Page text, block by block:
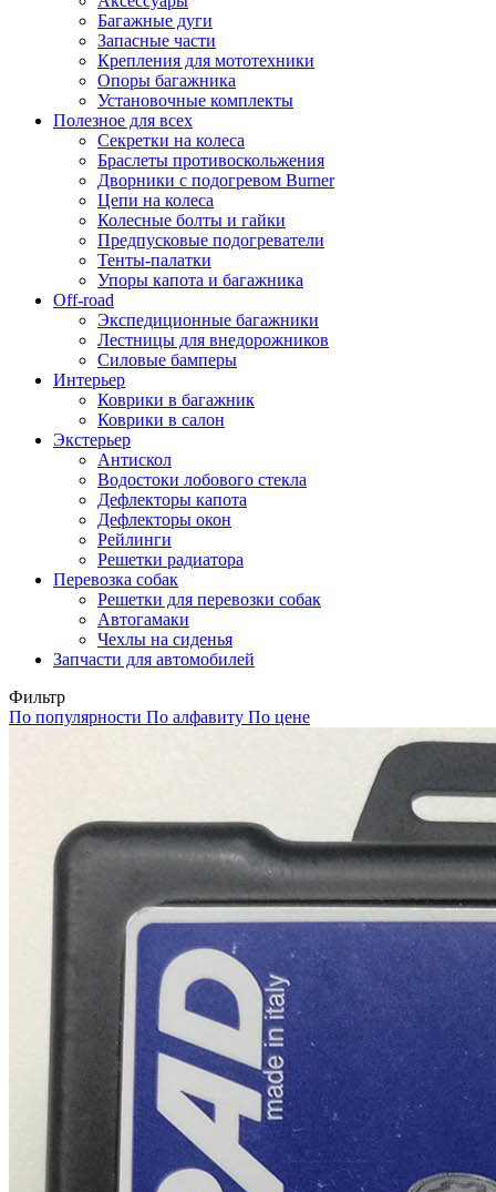
Багажные дуги
Запасные части
Крепления для мототехники
Опоры багажника
Установочные комплекты
Полезное для всех
Секретки на колеса
Браслеты противоскольжения
Дворники с подогревом Burner
Цепи на колеса
Колесные болты и гайки
Предпусковые подогреватели
Тенты-палатки
Упоры капота и багажника
Off-road
Экспедиционные багажники
Лестницы для внедорожников
Силовые бамперы
Интерьер
Коврики в багажник
Коврики в салон
Экстерьер
Антискол
Водостоки лобового стекла
Дефлекторы капота
Дефлекторы окон
Рейлинги
Решетки радиатора
Перевозка собак
Решетки для перевозки собак
Автогамаки
Чехлы на сиденья
Запчасти для автомобилей
Фильтр
По популярности По алфавиту По цене